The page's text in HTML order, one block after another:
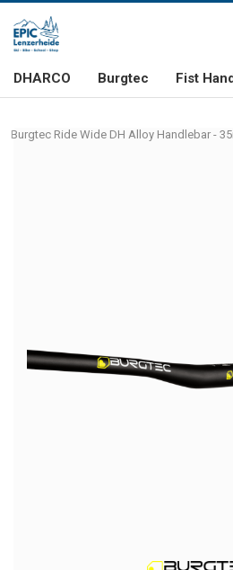
DHARCO Burgtec Fist
Burgtec Ride Wide DH Alloy Handlebar -